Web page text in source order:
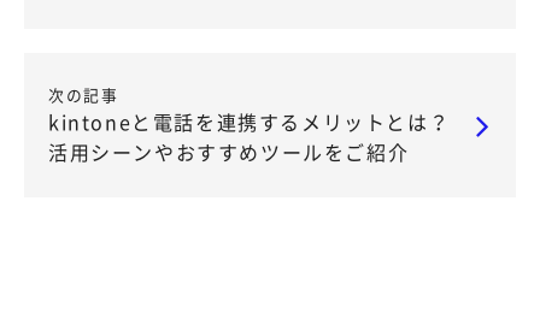
次の記事
kintoneと電話を連携するメリットとは？
活用シーンやおすすめツールをご紹介